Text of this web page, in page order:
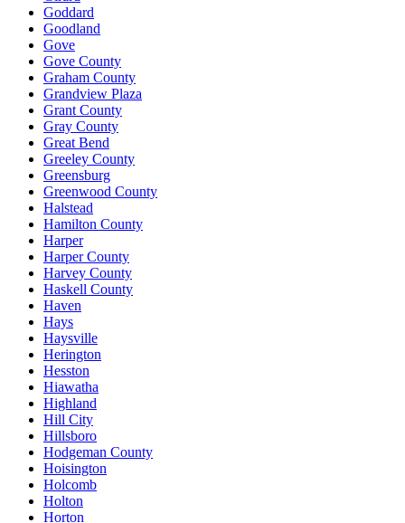
Goddard
Goodland
Gove
Gove County
Graham County
Grandview Plaza
Grant County
Gray County
Great Bend
Greeley County
Greensburg
Greenwood County
Halstead
Hamilton County
Harper
Harper County
Harvey County
Haskell County
Haven
Hays
Haysville
Herington
Hesston
Hiawatha
Highland
Hill City
Hillsboro
Hodgeman County
Hoisington
Holcomb
Holton
Horton